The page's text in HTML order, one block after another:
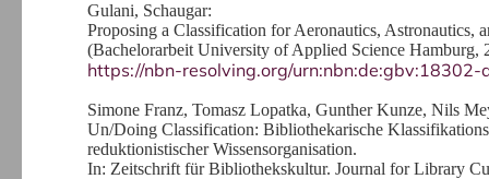
Gulani, Schaugar:
Proposing a Classification for Aeronautics, Astronautics,
(Bachelorarbeit University of Applied Science Hamburg,
https://nbn-resolving.org/
Simone Franz, Tomasz Lopatka, Gunther Kunze, Nils
Un/Doing Classification: Bibliothekarische
reduktionistischer Wissensorganisation.
In: Zeitschrift für Bibliothekskultur. Journal for Library